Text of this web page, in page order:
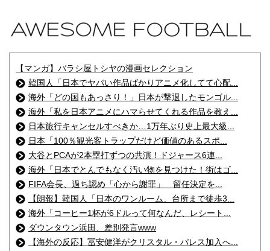
【マンガ】バラシ屋トシヤの漫画セレクション
韓国人「日本でヤバい作品ばかりアニメ化してて心配...
海外「どの国もあっさり！」日本が撃退したモンゴル...
海外「私を日本アニメにハマらせてくれる作品を教え...
日本旅行キャンセルすべきか…1万年ぶり史上最大級...
日本「100％観光客トラップだけど価値のあるスポ...
大谷とPCAが2本塁打ずつの共演！ドジャース6連...
海外「日本でとんでもなく汚い物を見つけた！街はゴ...
FIFA会長、過ち認め「心から謝罪」 留任決定を...
【朗報】韓国人「日本のワンルーム、台所まで徒歩3...
海外「コーヒー1杯が6ドルって何なんだ、レシート...
ダウンタウン浜田、差別発言www
【海外の反応】冨安健洋がクリスタル・パレス加入へ...